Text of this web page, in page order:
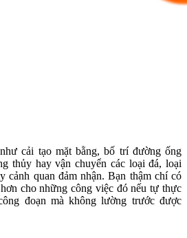
cải tạo mặt bằng, bố trí đường ống
thủy hay vận chuyển các loại đá, loại
cảnh quan đảm nhận. Bạn thậm chí có
cho những công việc đó nếu tự thực
đoạn mà không lường trước được